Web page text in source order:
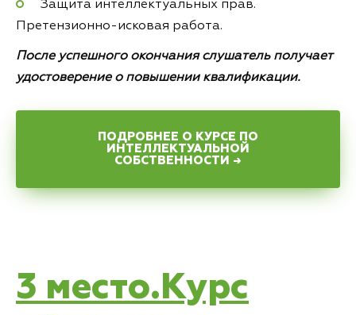
Защита интеллектуальных прав.
Претензионно-исковая работа.
После успешного окончания слушатель получает
удостоверение о повышении квалификации.
ПОДРОБНЕЕ О КУРСЕ ПО
ИНТЕЛЛЕКТУАЛЬНОЙ
СОБСТВЕННОСТИ →
3 место.Курс